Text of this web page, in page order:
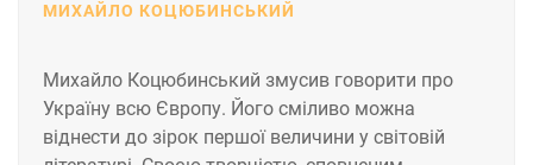
МИХАЙЛО КОЦЮБИНСЬКИЙ
Михайло Коцюбинський змусив говорити про
Україну всю Європу. Його сміливо можна
віднести до зірок першої величини у світовій